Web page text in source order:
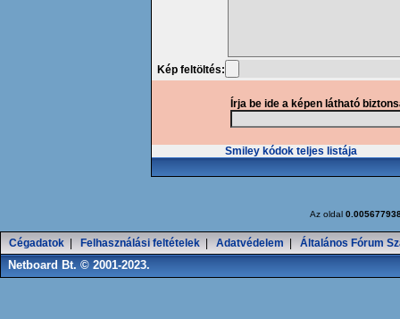
Kép feltöltés:
Írja be ide a képen látható
Smiley kódok teljes listája
Az oldal
Cégadatok Felhasználási feltételek Adatvédelem Általános Fórum
Netboard Bt. © 2001-2023.